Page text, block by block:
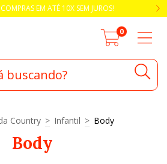
EM ATÉ 10X SEM JUROS!
0
Country > Infantil > Body
Body